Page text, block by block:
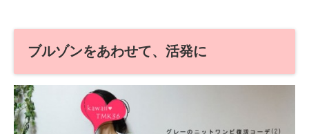
ブルゾンをあわせて、活発に